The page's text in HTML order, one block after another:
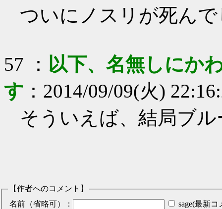
ついにノスリが死ん
57 ： 以下、名無しにか
す ： 2014/09/09(火)
そういえば、結局ブ
【作者へのコメント】
名前（省略可）：
sage(最新